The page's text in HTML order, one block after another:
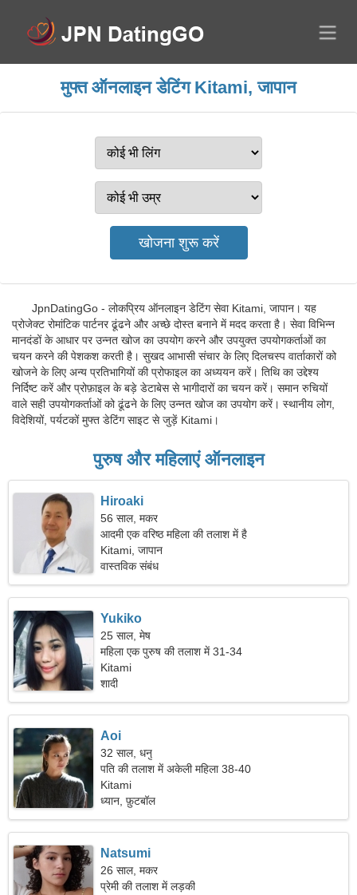
मुफ्त ऑनलाइन डेटिंग Kitami, जापान
JpnDatingGo - लोकप्रिय ऑनलाइन डेटिंग सेवा Kitami, जापान। यह
प्रोजेक्ट रोमांटिक पार्टनर ढूंढने और अच्छे दोस्त बनाने में मदद करता है। सेवा विभिन्न
मानदंडों के आधार पर उन्नत खोज का उपयोग करने और उपयुक्त उपयोगकर्ताओं का
चयन करने की पेशकश करती है। सुखद आभासी संचार के लिए दिलचस्प वार्ताकारों को
खोजने के लिए अन्य प्रतिभागियों की प्रोफाइल का अध्ययन करें। तिथि का उद्देश्य
निर्दिष्ट करें और प्रोफ़ाइल के बड़े डेटाबेस से भागीदारों का चयन करें। समान रुचियों
वाले सही उपयोगकर्ताओं को ढूंढने के लिए उन्नत खोज का उपयोग करें। स्थानीय लोग,
विदेशियों, पर्यटकों मुफ्त डेटिंग साइट से जुड़ें Kitami।
पुरुष और महिलाएं ऑनलाइन
Hiroaki
56 साल, मकर
आदमी एक वरिष्ठ महिला की तलाश में है
Kitami, जापान
वास्तविक संबंध
Yukiko
25 साल, मेष
महिला एक पुरुष की तलाश में 31-34
Kitami
शादी
Aoi
32 साल, धनु
पति की तलाश में अकेली महिला 38-40
Kitami
ध्यान, फ़ुटबॉल
Natsumi
26 साल, मकर
प्रेमी की तलाश में लड़की